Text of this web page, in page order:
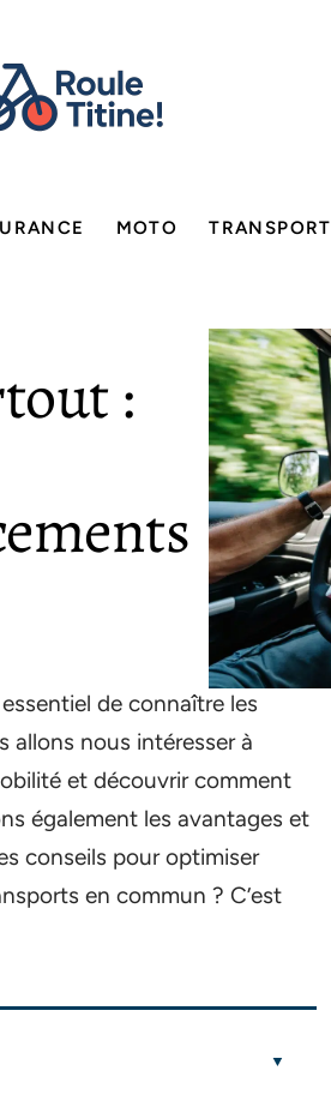
MOTO TRANSPORT
:
de connaître les
allons nous intéresser à
et découvrir comment
également les avantages et
conseils pour optimiser
en commun ? C’est